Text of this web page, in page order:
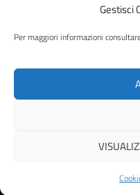
Gestisci
Per maggiori informazioni
Giuseppe Emanuele Cangemi
Palma ministero
Regione Lazio
Sarah Grieco